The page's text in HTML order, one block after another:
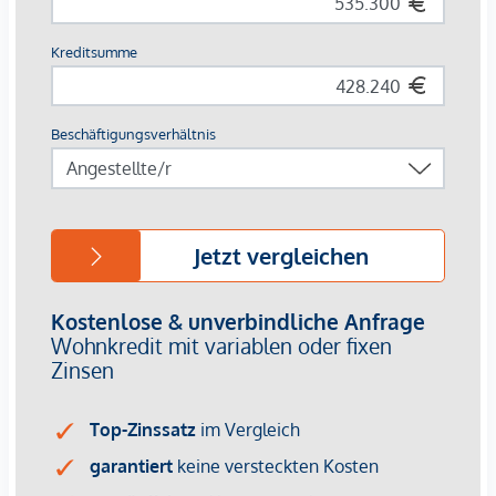
Nähe zum Franz-Josefs-Bahnhof mit Regional- und S-
Wiener Innenstadt & Donaukanal – nur wenige
Minuten entfernt
Grünoasen wie der Türkenschanzpark und die
Damit vereint das Projekt die Vorzüge einer zentralen
Stadtlage mit vielfältigen Erholungs- und
Ihr Vorteil:
Zukunftssicheres Investment durch nachhaltige